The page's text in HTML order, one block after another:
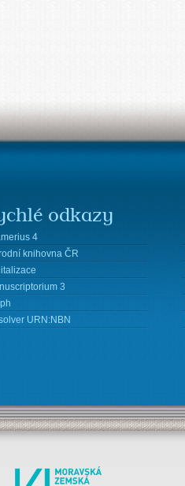
odkazy
4
knihovna ČR
3
URN:NBN